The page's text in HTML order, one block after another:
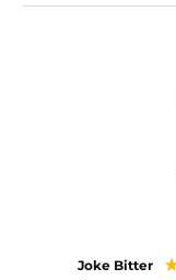
Joke Bitter